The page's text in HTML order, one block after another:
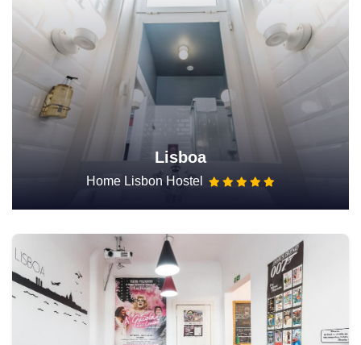
Lisboa
Home Lisbon Hostel